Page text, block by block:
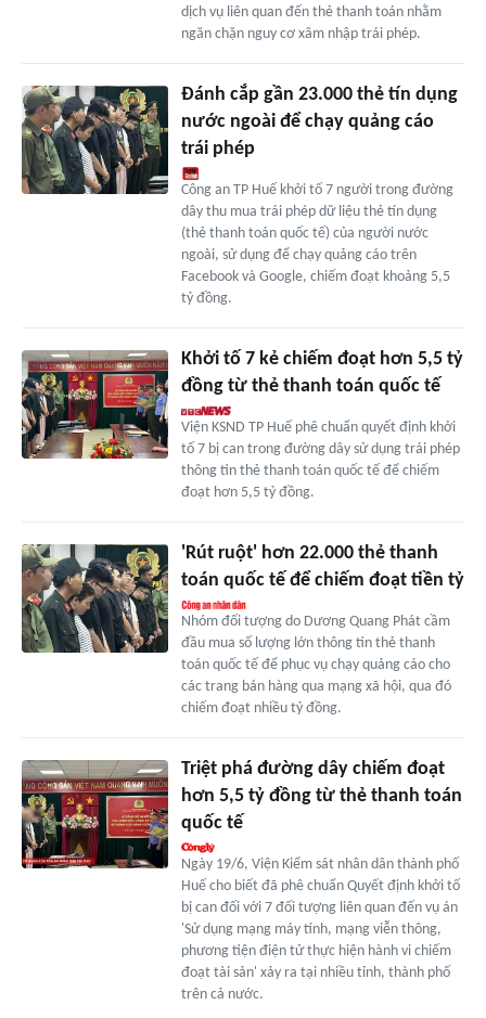
dịch vụ liên quan đến thẻ thanh toán nhằm
ngăn chặn nguy cơ xâm nhập trái phép.
Đánh cắp gần 23.000 thẻ tín dụng
nước ngoài để chạy quảng cáo
trái phép
Công an TP Huế khởi tố 7 người trong đường
dây thu mua trái phép dữ liệu thẻ tín dụng
(thẻ thanh toán quốc tế) của người nước
ngoài, sử dụng để chạy quảng cáo trên
Facebook và Google, chiếm đoạt khoảng 5,5
tỷ đồng.
Khởi tố 7 kẻ chiếm đoạt hơn 5,5 tỷ
đồng từ thẻ thanh toán quốc tế
Viện KSND TP Huế phê chuẩn quyết định khởi
tố 7 bị can trong đường dây sử dụng trái phép
thông tin thẻ thanh toán quốc tế để chiếm
đoạt hơn 5,5 tỷ đồng.
'Rút ruột' hơn 22.000 thẻ thanh
toán quốc tế để chiếm đoạt tiền tỷ
Nhóm đối tượng do Dương Quang Phát cầm
đầu mua số lượng lớn thông tin thẻ thanh
toán quốc tế để phục vụ chạy quảng cáo cho
các trang bán hàng qua mạng xã hội, qua đó
chiếm đoạt nhiều tỷ đồng.
Triệt phá đường dây chiếm đoạt
hơn 5,5 tỷ đồng từ thẻ thanh toán
quốc tế
Ngày 19/6, Viện Kiểm sát nhân dân thành phố
Huế cho biết đã phê chuẩn Quyết định khởi tố
bị can đối với 7 đối tượng liên quan đến vụ án
'Sử dụng mạng máy tính, mạng viễn thông,
phương tiện điện tử thực hiện hành vi chiếm
đoạt tài sản' xảy ra tại nhiều tỉnh, thành phố
trên cả nước.